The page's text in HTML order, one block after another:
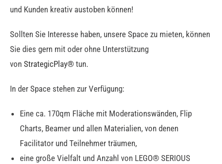
und Kunden kreativ austoben können!
Sollten Sie Interesse haben, unsere Space zu mieten, können
Sie dies gern mit oder ohne Unterstützung
von StrategicPlay® tun.
In der Space stehen zur Verfügung:
Eine ca. 170qm Fläche mit Moderationswänden, Flip
Charts, Beamer und allen Materialien, von denen
Facilitator und Teilnehmer träumen,
eine große Vielfalt und Anzahl von LEGO® SERIOUS